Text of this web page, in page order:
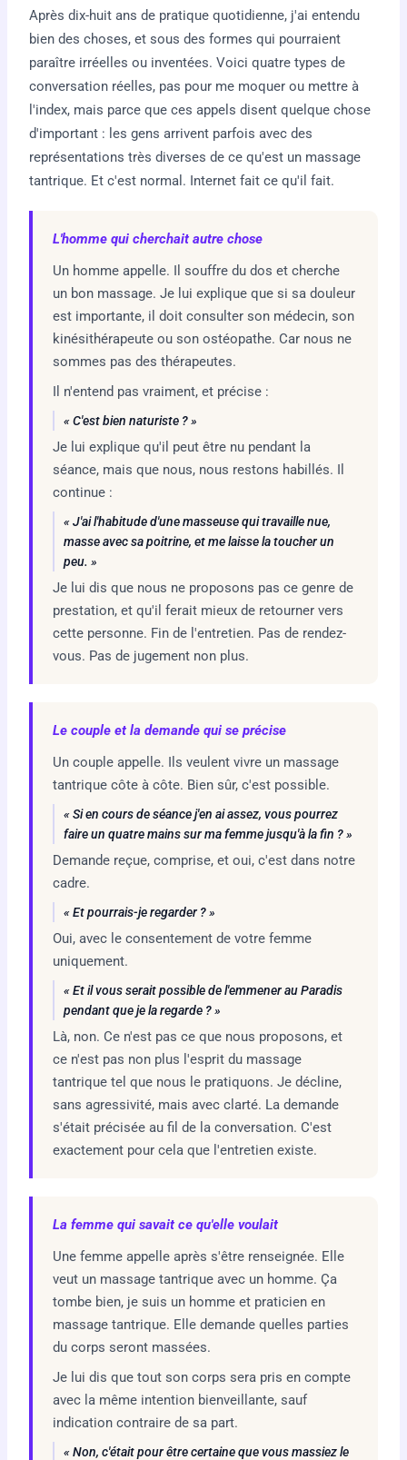
Après dix-huit ans de pratique quotidienne, j'ai entendu
bien des choses, et sous des formes qui pourraient
paraître irréelles ou inventées. Voici quatre types de
conversation réelles, pas pour me moquer ou mettre à
l'index, mais parce que ces appels disent quelque chose
d'important : les gens arrivent parfois avec des
représentations très diverses de ce qu'est un massage
tantrique. Et c'est normal. Internet fait ce qu'il fait.
L'homme qui cherchait autre chose
Un homme appelle. Il souffre du dos et cherche
un bon massage. Je lui explique que si sa douleur
est importante, il doit consulter son médecin, son
kinésithérapeute ou son ostéopathe. Car nous ne
sommes pas des thérapeutes.
Il n'entend pas vraiment, et précise :
« C'est bien naturiste ? »
Je lui explique qu'il peut être nu pendant la
séance, mais que nous, nous restons habillés. Il
continue :
« J'ai l'habitude d'une masseuse qui travaille nue,
masse avec sa poitrine, et me laisse la toucher un
peu. »
Je lui dis que nous ne proposons pas ce genre de
prestation, et qu'il ferait mieux de retourner vers
cette personne. Fin de l'entretien. Pas de rendez-
vous. Pas de jugement non plus.
Le couple et la demande qui se précise
Un couple appelle. Ils veulent vivre un massage
tantrique côte à côte. Bien sûr, c'est possible.
« Si en cours de séance j'en ai assez, vous pourrez
faire un quatre mains sur ma femme jusqu'à la fin ? »
Demande reçue, comprise, et oui, c'est dans notre
cadre.
« Et pourrais-je regarder ? »
Oui, avec le consentement de votre femme
uniquement.
« Et il vous serait possible de l'emmener au Paradis
pendant que je la regarde ? »
Là, non. Ce n'est pas ce que nous proposons, et
ce n'est pas non plus l'esprit du massage
tantrique tel que nous le pratiquons. Je décline,
sans agressivité, mais avec clarté. La demande
s'était précisée au fil de la conversation. C'est
exactement pour cela que l'entretien existe.
La femme qui savait ce qu'elle voulait
Une femme appelle après s'être renseignée. Elle
veut un massage tantrique avec un homme. Ça
tombe bien, je suis un homme et praticien en
massage tantrique. Elle demande quelles parties
du corps seront massées.
Je lui dis que tout son corps sera pris en compte
avec la même intention bienveillante, sauf
indication contraire de sa part.
« Non, c'était pour être certaine que vous massiez le